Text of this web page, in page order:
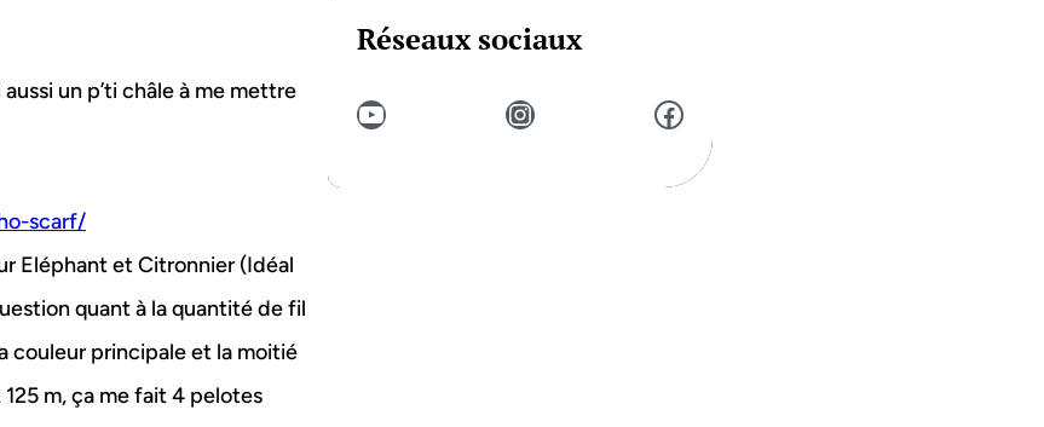
un p’ti châle à me mettre
scarf/
Eléphant et Citronnier (Idéal
quant à la quantité de fil
couleur principale et la moitié
m, ça me fait 4 pelotes
Réseaux sociaux
YouTube Instagram Facebook